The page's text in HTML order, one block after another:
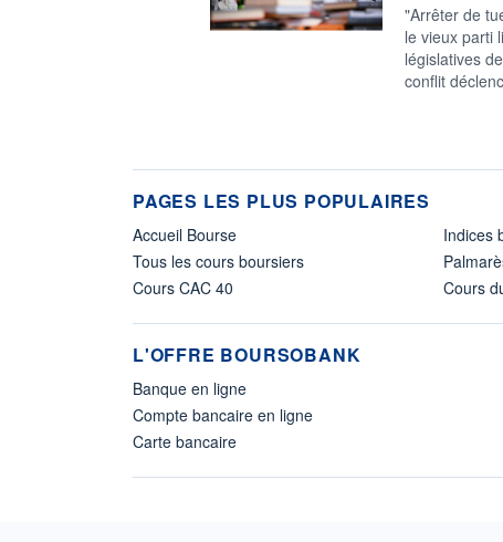
"Arrêter de
le vieux parti
législatives
conflit
PAGES LES PLUS POPULAIRES
Accueil Bourse
Tous les cours boursiers
Cours CAC 40
Indices
Cours
L'OFFRE BOURSOBANK
Banque en ligne
Compte bancaire en ligne
Carte bancaire